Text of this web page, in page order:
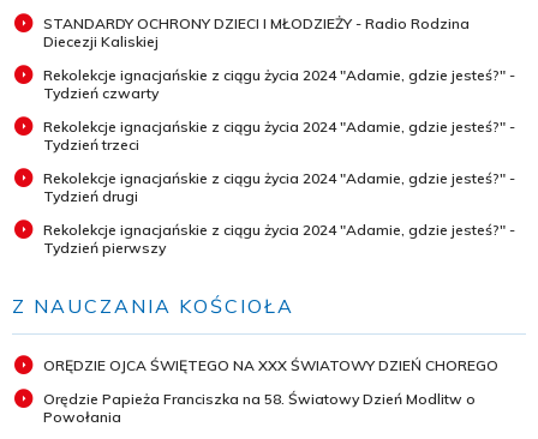
STANDARDY OCHRONY DZIECI I MŁODZIEŻY - Radio Rodzina
Diecezji Kaliskiej
Rekolekcje ignacjańskie z ciągu życia 2024 "Adamie, gdzie jesteś?" -
Tydzień czwarty
Rekolekcje ignacjańskie z ciągu życia 2024 "Adamie, gdzie jesteś?" -
Tydzień trzeci
Rekolekcje ignacjańskie z ciągu życia 2024 "Adamie, gdzie jesteś?" -
Tydzień drugi
Rekolekcje ignacjańskie z ciągu życia 2024 "Adamie, gdzie jesteś?" -
Tydzień pierwszy
Z NAUCZANIA KOŚCIOŁA
ORĘDZIE OJCA ŚWIĘTEGO NA XXX ŚWIATOWY DZIEŃ CHOREGO
Orędzie Papieża Franciszka na 58. Światowy Dzień Modlitw o
Powołania